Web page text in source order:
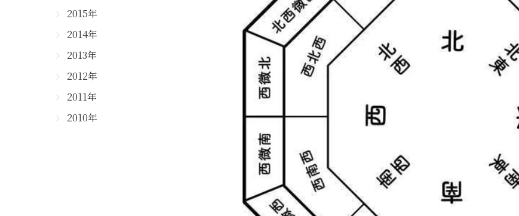
2015年
2014年
2013年
2012年
2011年
2010年